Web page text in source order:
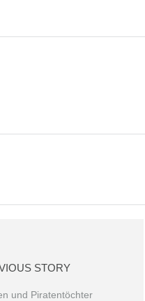
STORY
und Piratentöchter